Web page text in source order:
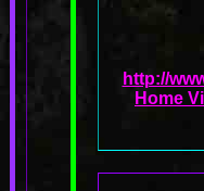
http://
Home